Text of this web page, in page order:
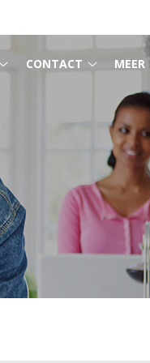
CONTACT
submenu
MEER